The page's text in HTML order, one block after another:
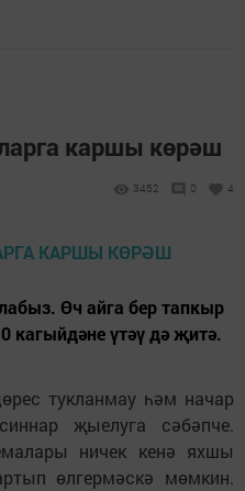
каршы көрәш
3452 0 4
Өч айга бер тапкыр
кагыйдәне үтәү дә җитә.
тукланмау һәм начар
җыелуга сәбәпче.
ничек кенә яхшы
өлгермәскә мөмкин.